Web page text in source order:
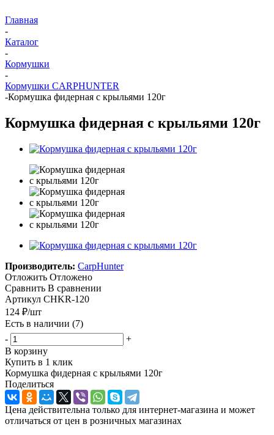
Главная
-
Каталог
-
Кормушки
-
Кормушки CARPHUNTER
-Кормушка фидерная с крыльями 120г
Кормушка фидерная с крыльями 120г
Производитель: CarpHunter
Отложить Отложено
Сравнить В сравнении
Артикул CHKR-120
124 ₽/шт
Есть в наличии (7)
-
+
В корзину
Купить в 1 клик
Кормушка фидерная с крыльями 120г
Поделиться
Цена действительна только для интернет-магазина и может
отличаться от цен в розничных магазинах